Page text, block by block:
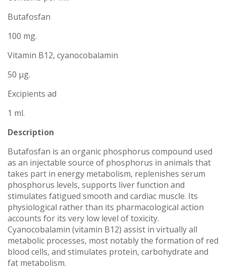
Butafosfan
100 mg.
Vitamin B12, cyanocobalamin
50 μg.
Excipients ad
1 ml.
Description
Butafosfan is an organic phosphorus compound used
as an injectable source of phosphorus in animals that
takes part in energy metabolism, replenishes serum
phosphorus levels, supports liver function and
stimulates fatigued smooth and cardiac muscle. Its
physiological rather than its pharmacological action
accounts for its very low level of toxicity.
Cyanocobalamin (vitamin B12) assist in virtually all
metabolic processes, most notably the formation of red
blood cells, and stimulates protein, carbohydrate and
fat metabolism.